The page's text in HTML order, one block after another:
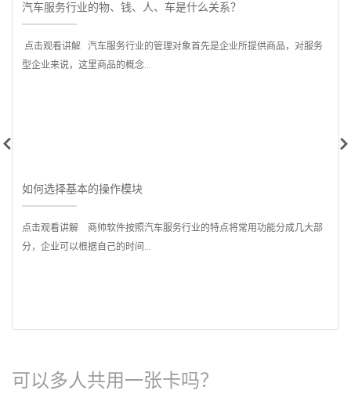
汽车服务行业的物、钱、人、车是什么关系？
点击观看讲解 汽车服务行业的管理对象首先是企业所提供商品，对服务
型企业来说，这里商品的概念...
如何选择基本的操作模块
点击观看讲解 商帅软件按照汽车服务行业的特点将常用功能分成几大部
分，企业可以根据自己的时间...
可以多人共用一张卡吗？